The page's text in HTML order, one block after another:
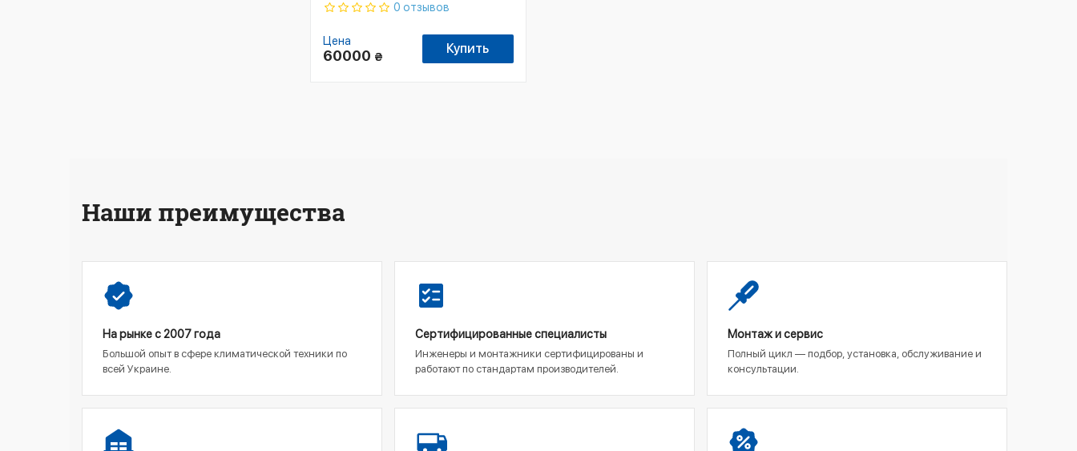
0 отзывов
Цена
60000 ₴
Купить
Наши преимущества
На рынке с 2007 года
Большой опыт в сфере климатической техники по
всей Украине.
Сертифицированные специалисты
Инженеры и монтажники сертифицированы и
работают по стандартам производителей.
Монтаж и сервис
Полный цикл — подбор, установка, обслуживание и
консультации.